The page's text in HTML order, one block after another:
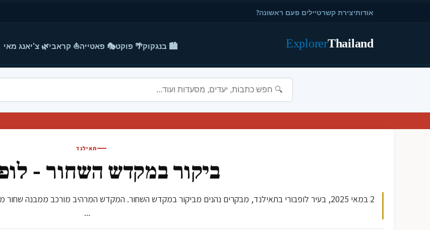
אודותיצירת קשרטיילים פעם ראשונה?
Thailand
Explorer 🏙️ בנגקוק🌴 פוקט🎭 פאטייה⛵ קראבי🌿 צ'יאנג מאי
תאילנד
ביקור במקדש השחור -
2 במאי 2025, בעיר לופבורי בתאילנד, מבקרים נהנים מביקור במקדש השחור. המקדש המרהיב מורכב ממבנה
...